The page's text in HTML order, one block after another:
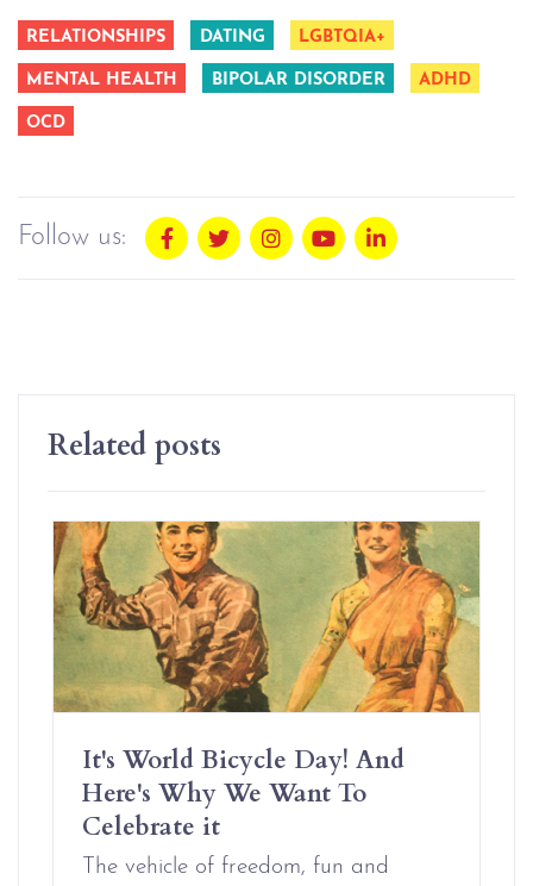
RELATIONSHIPS DATING LGBTQIA+
MENTAL HEALTH BIPOLAR DISORDER ADHD
OCD
Follow us:
Related posts
It's World Bicycle Day! And
Here's Why We Want To
Celebrate it
The vehicle of freedom, fun and